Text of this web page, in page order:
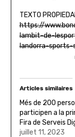
TEXTO
https://
lambit-de-
landorra-sports-
Articles similaires
Més de 200
participen a la
Fira de Serveis
juillet 11, 2023